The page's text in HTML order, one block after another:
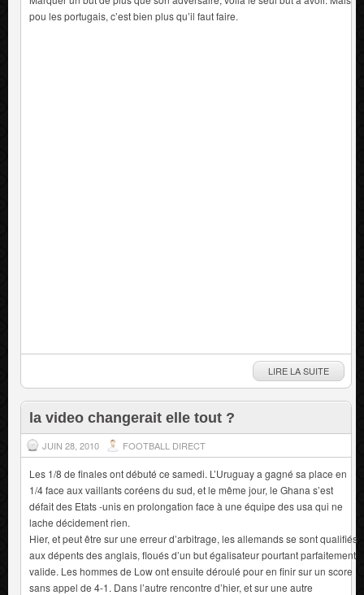
pou les portugais, c’est bien plus qu’il faut faire.
LIRE LA SUITE
la video changerait elle tout ?
JUIN 28, 2010 FOOTBALL DIRECT
Les 1/8 de finales ont débuté ce samedi. L’Uruguay a gagné sa place en
1/4 face aux vaillants coréens du sud, et le même jour, le Ghana s’est
défait des Etats -unis en prolongation face à une équipe des usa qui ne
lache décidement rien.
Hier, et peut être sur une erreur d’arbitrage, les allemands se sont qualifiés
aux dépents des anglais, floués d’un but égalisateur pourtant parfaitement
valide. Les hommes de Low ont ensuite déroulé pour en finir sur un score
sans appel de 4-1. Dans l’autre rencontre d’hier, et sur une autre